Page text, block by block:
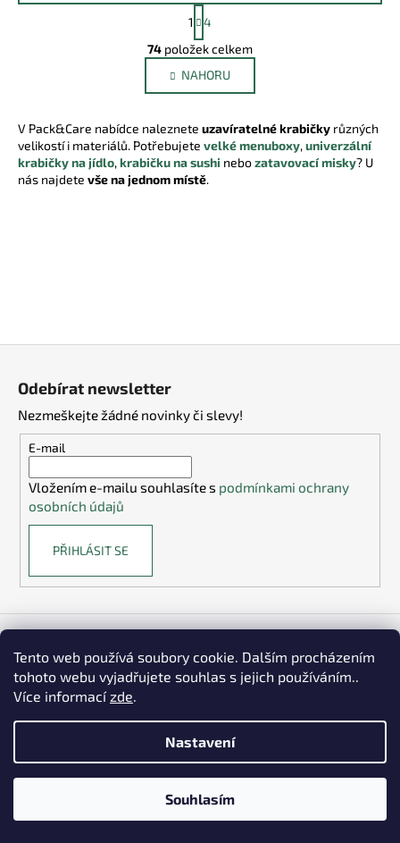
Tento web používá soubory cookie. Dalším procházením
tohoto webu vyjadřujete souhlas s jejich používáním..
Více informacízde.
Nastavení
Souhlasím
O
v
l
á
a
c
í
S
t
r
á
n
k
v
á
n
í
1
4
74 položek celkem
NAHORU
V Pack&Care nabídce naleznete uzavíratelné krabičky různých
velikostí i materiálů. Potřebujete velké menuboxy,univerzální
krabičky na jídlo,krabičku na sushi nebozatavovací misky? U
nás najdete vše na jednom místě.
Odebírat newsletter
Nezmeškejte žádné novinky či slevy!
E-mail
Vložením e-mailu souhlasíte s podmínkami ochrany
osobních údajů
PŘIHLÁSIT SE
Spojte se s námi
info@packandcare.cz
+420731911251